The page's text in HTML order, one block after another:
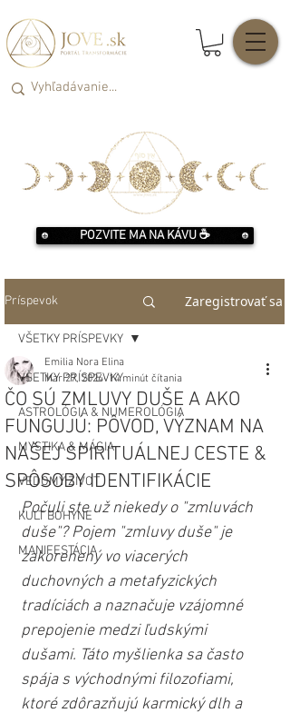
POZVITE MA NA KÁVU ☕️
Príspevok Zaregistrovať sa
VŠETKY PRÍSPEVKY
ASTROLÓGIA & NUMEROLÓGIA
MYSTIKA & MÁGIA
VEDOMÝ ŽIVOT
KULT BOHYNE
MANIFESTÁCIA
VŠETKY PRÍSPEVKY
ČO SÚ ZMLUVY DUŠE A AKO
FUNGUJÚ: PÔVOD, VÝZNAM NA
NAŠEJ SPIRITUÁLNEJ CESTE &
SPÔSOBY IDENTIFIKÁCIE
Emilia Nora Elina
Mar 27, 2024 14 minút čítania
Počuli ste už niekedy o "zmluvách
duše"? Pojem "zmluvy duše" je
zakorenený vo viacerých
duchovných a metafyzických
tradíciách a naznačuje vzájomné
prepojenie medzi ľudskými
dušami. Táto myšlienka sa často
spája s východnými filozofiami,
ktoré zdôrazňujú karmický dlh a